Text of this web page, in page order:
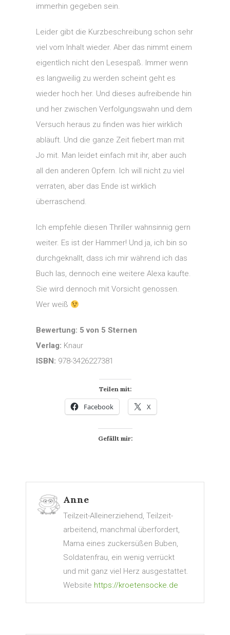
immerhin gegeben sein.
Leider gibt die Kurzbeschreibung schon sehr
viel vom Inhalt wieder. Aber das nimmt einem
eigentlich nicht den Lesespaß. Immer wenn
es langweilig zu werden scheint geht es
wieder hoch her. Und dieses aufreibende hin
und her zwischen Verfolgungswahn und dem
Versuch heraus zu finden was hier wirklich
abläuft. Und die ganze Zeit fiebert man mit
Jo mit. Man leidet einfach mit ihr, aber auch
all den anderen Opfern. Ich will nicht zu viel
verraten, aber das Ende ist wirklich
überraschend.
Ich empfehle diesen Thriller wahnsinnig gern
weiter. Es ist der Hammer! Und ja, ich bin so
durchgeknallt, dass ich mir während ich das
Buch las, dennoch eine weitere Alexa kaufte.
Sie wird dennoch mit Vorsicht genossen.
Wer weiß
Bewertung: 5 von 5 Sternen
Verlag: Knaur
ISBN: 978-3426227381
Teilen mit:
Facebook X
Gefällt mir:
Anne
Teilzeit-Alleinerziehend, Teilzeit-
arbeitend, manchmal überfordert,
Mama eines zuckersüßen Buben,
Soldatenfrau, ein wenig verrückt
und mit ganz viel Herz ausgestattet.
Website https://kroetensocke.de